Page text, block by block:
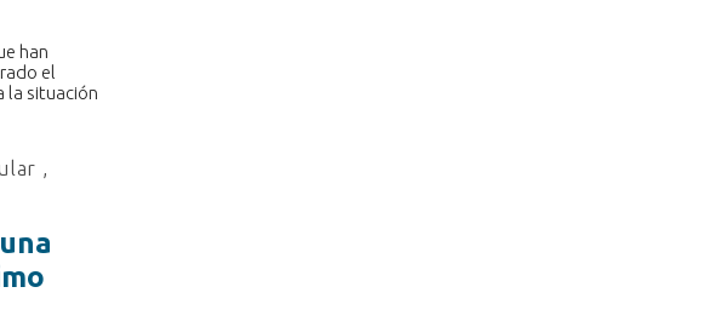
han
el
la situación
,